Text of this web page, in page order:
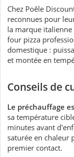
Chez Poêle
reconnues pour
la marque italienne
four pizza
domestique :
et montée en
Conseils de
Le préchauffage
sa température
minutes avant
saturée en chaleur
premier contact.